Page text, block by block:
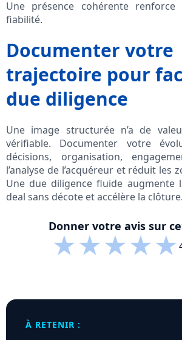
Une présence cohérente
fiabilité.
Documenter votre
trajectoire pour
due diligence
Une image structurée n’a de
vérifiable. Documenter votre
décisions, organisation,
l’analyse de l’acquéreur et réduit les
Une due diligence fluide augmente
deal sans décote et accélère la clôture.
Donner votre avis sur
★★★★★
À RETENIR :